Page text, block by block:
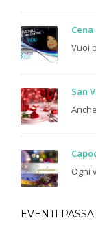
Vuoi
San
Ogni
EVENTI